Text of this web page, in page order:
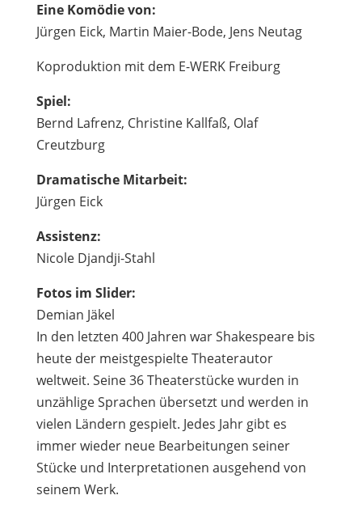
Eine Komödie von:
Jürgen Eick, Martin Maier-Bode, Jens Neutag
Koproduktion mit dem E-WERK Freiburg
Spiel:
Bernd Lafrenz, Christine Kallfaß, Olaf
Creutzburg
Dramatische Mitarbeit:
Jürgen Eick
Assistenz:
Nicole Djandji-Stahl
Fotos im Slider:
Demian Jäkel
In den letzten 400 Jahren war Shakespeare bis
heute der meistgespielte Theaterautor
weltweit. Seine 36 Theaterstücke wurden in
unzählige Sprachen übersetzt und werden in
vielen Ländern gespielt. Jedes Jahr gibt es
immer wieder neue Bearbeitungen seiner
Stücke und Interpretationen ausgehend von
seinem Werk.